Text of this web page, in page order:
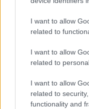
I want to allow
related to
I want to allow
related to
I want to allow
related to
functionality and
La
Ogni giorno un po'
Il barista
6 Agosto 2026,